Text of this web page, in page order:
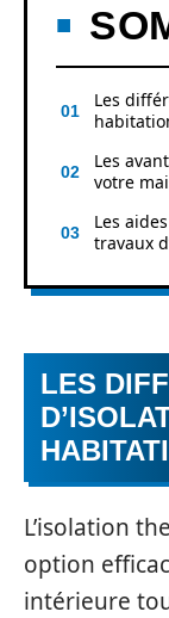
Les
Les
votre
Les
travaux
LES
L’isolation
option
intérieure